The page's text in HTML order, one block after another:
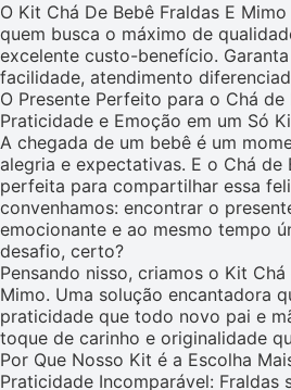
O Kit Chá De Bebê Fraldas E
quem busca o máximo de
excelente custo-benefício.
facilidade, atendimento
O Presente Perfeito para o Chá de
Praticidade e Emoção em um Só
A chegada de um bebê é um
alegria e expectativas. E o Chá de
perfeita para compartilhar essa
convenhamos: encontrar o
emocionante e ao mesmo tempo
desafio, certo?
Pensando nisso, criamos o Kit
Mimo. Uma solução encantadora
praticidade que todo novo pai e
toque de carinho e originalidade
Por Que Nosso Kit é a Escolha
Praticidade Incomparável: Fraldas